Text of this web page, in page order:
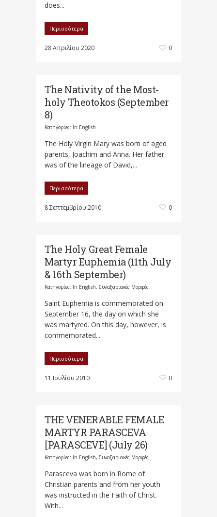
does...
Περισσότερα
28 Απριλίου 2020 0
The Nativity of the Most-
holy Theotokos (September
8)
Κατηγορίες: In English
The Holy Virgin Mary was born of aged
parents, Joachim and Anna. Her father
was of the lineage of David,...
Περισσότερα
8 Σεπτεμβρίου 2010 0
The Holy Great Female
Martyr Euphemia (11th July
& 16th September)
Κατηγορίες: In English, Συναξαριακές Μορφές
Saint Euphemia is commemorated on
September 16, the day on which she
was martyred. On this day, however, is
commemorated...
Περισσότερα
11 Ιουλίου 2010 0
THE VENERABLE FEMALE
MARTYR PARASCEVA
[PARASCEVE] (July 26)
Κατηγορίες: In English, Συναξαριακές Μορφές
Parasceva was born in Rome of
Christian parents and from her youth
was instructed in the Faith of Christ.
With...